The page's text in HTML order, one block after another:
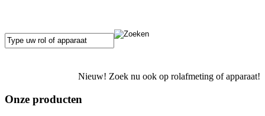
Nieuw! Zoek nu ook op rolafmeting of apparaat!
Onze producten